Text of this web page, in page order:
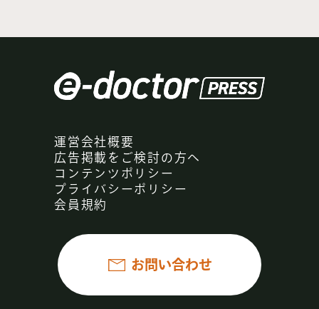
運営会社概要
広告掲載をご検討の方へ
コンテンツポリシー
プライバシーポリシー
会員規約
お問い合わせ